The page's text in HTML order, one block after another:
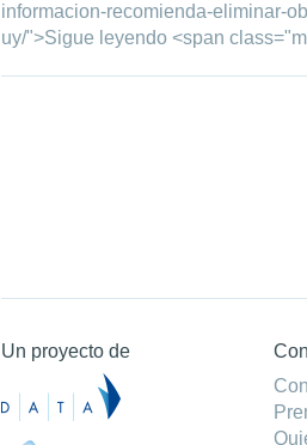
informacion-recomienda-eliminar-
uy/">Sigue leyendo <span
Un proyecto de